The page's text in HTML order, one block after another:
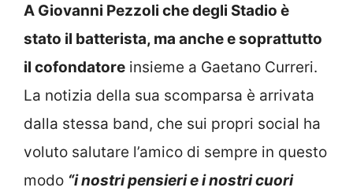
A Giovanni Pezzoli che degli Stadio è
stato il batterista, ma anche e soprattutto
il cofondatore insieme a Gaetano Curreri.
La notizia della sua scomparsa è arrivata
dalla stessa band, che sui propri social ha
voluto salutare l’amico di sempre in questo
modo “i nostri pensieri e i nostri cuori